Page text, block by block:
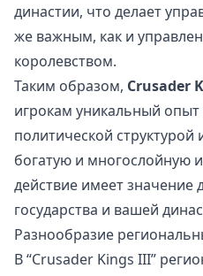
династии, что делает
же важным, как и
королевством.
Таким образом, Crusader
игрокам уникальный опыт
политической структурой
богатую и многослойную
действие имеет значение
государства и вашей
Разнообразие
В “Crusader Kings III”